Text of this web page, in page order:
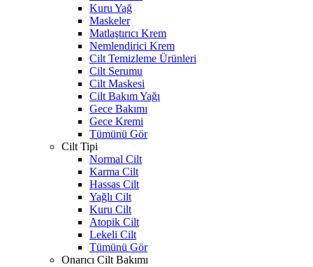
Kuru Yağ
Maskeler
Matlaştırıcı Krem
Nemlendirici Krem
Cilt Temizleme Ürünleri
Cilt Serumu
Cilt Maskesi
Cilt Bakım Yağı
Gece Bakımı
Gece Kremi
Tümünü Gör
Cilt Tipi
Normal Cilt
Karma Cilt
Hassas Cilt
Yağlı Cilt
Kuru Cilt
Atopik Cilt
Lekeli Cilt
Tümünü Gör
Onarıcı Cilt Bakımı